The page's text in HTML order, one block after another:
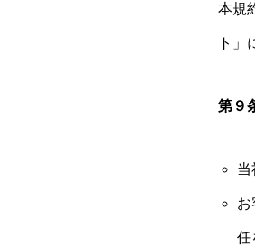
本規
ト」
第９
当
お
任